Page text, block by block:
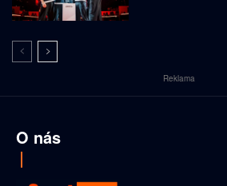
Reklama
O nás